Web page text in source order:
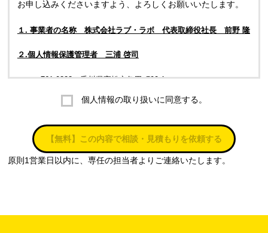
お申し込みくださいますよう、よろしくお願いいたします。
１. 事業者の名称 株式会社ラブ・ラボ 代表取締役社長 前野 隆
２.個人情報保護管理者 三浦 啓司
〒761-0323 香川県高松市亀田町90-1
株式会社ラブ・ラボ
電話：087-847-2000
電子メール：info@rub-lab.com
正当な事業遂行の範囲内で利用いたします。
個人情報の取り扱いに同意する。
【無料】この内容で相談・見積もりを依頼する
原則1営業日以内に、専任の担当者よりご連絡いたします。